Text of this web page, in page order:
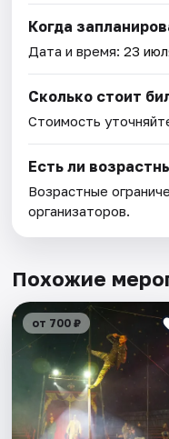
Когда
Дата и время:23
Сколько стоит
Стоимость
Есть ли
Возрастные
организаторов.
Похожие
от 700 ₽